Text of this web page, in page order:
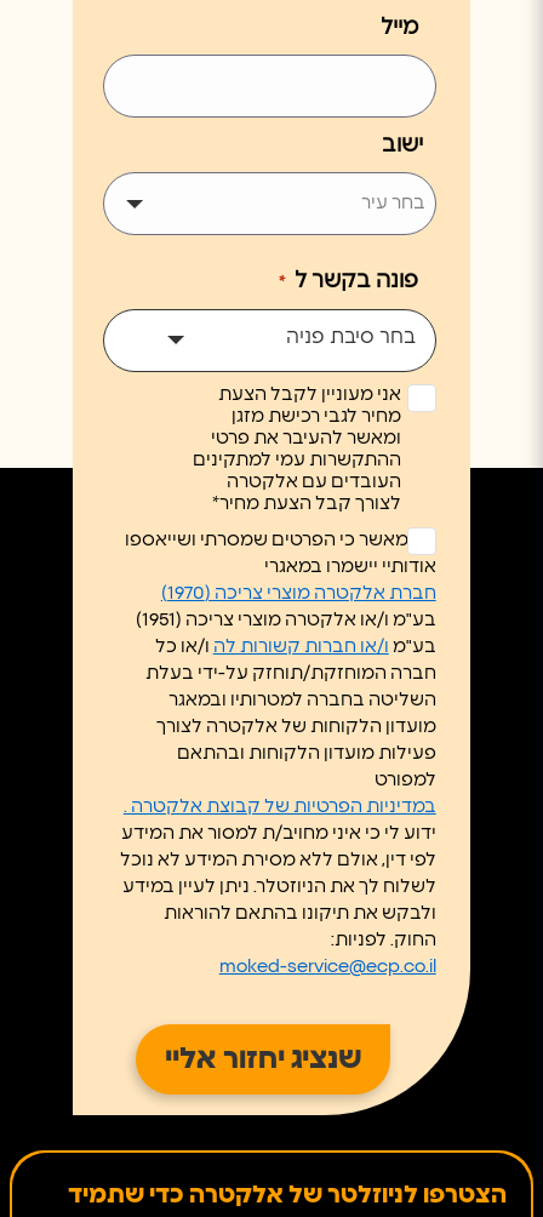
מייל
ישוב
פונה בקשר ל *
בחר סיבת פניה
אני מעוניין לקבל הצעת
מחיר לגבי רכישת מזגן
ומאשר להעיבר את פרטי
ההתקשרות עמי למתקינים
העובדים עם אלקטרה
לצורך קבל הצעת מחיר*
ללא
כותרת
*
אני מאשר כי הפרטים שמסרתי ושייאספו
אודותיי יישמרו במאגרי
חברת אלקטרה מוצרי צריכה (1970)
בע"מ ו/או אלקטרה מוצרי צריכה (1951)
בע"מ ו/או חברות קשורות לה ו/או כל
חברה המוחזקת/תוחזק על-ידי בעלת
השליטה בחברה למטרותיו ובמאגר
מועדון הלקוחות של אלקטרה לצורך
פעילות מועדון הלקוחות ובהתאם
למפורט
במדיניות הפרטיות של קבוצת אלקטרה .
ידוע לי כי איני מחויב/ת למסור את המידע
לפי דין, אולם ללא מסירת המידע לא נוכל
לשלוח לך את הניוזטלר. ניתן לעיין במידע
ולבקש את תיקונו בהתאם להוראות
החוק. לפניות:
moked-service@ecp.co.il
הצטרפו לניוזלטר של אלקטרה כדי שתמיד